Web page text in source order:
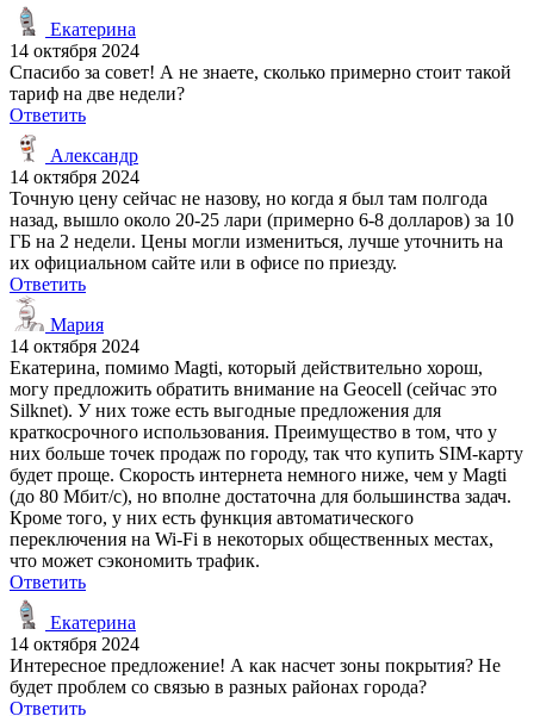
Екатерина
14 октября 2024
Спасибо за совет! А не знаете, сколько примерно стоит такой
тариф на две недели?
Ответить
Александр
14 октября 2024
Точную цену сейчас не назову, но когда я был там полгода
назад, вышло около 20-25 лари (примерно 6-8 долларов) за 10
ГБ на 2 недели. Цены могли измениться, лучше уточнить на
их официальном сайте или в офисе по приезду.
Ответить
Мария
14 октября 2024
Екатерина, помимо Magti, который действительно хорош,
могу предложить обратить внимание на Geocell (сейчас это
Silknet). У них тоже есть выгодные предложения для
краткосрочного использования. Преимущество в том, что у
них больше точек продаж по городу, так что купить SIM-карту
будет проще. Скорость интернета немного ниже, чем у Magti
(до 80 Мбит/с), но вполне достаточна для большинства задач.
Кроме того, у них есть функция автоматического
переключения на Wi-Fi в некоторых общественных местах,
что может сэкономить трафик.
Ответить
Екатерина
14 октября 2024
Интересное предложение! А как насчет зоны покрытия? Не
будет проблем со связью в разных районах города?
Ответить